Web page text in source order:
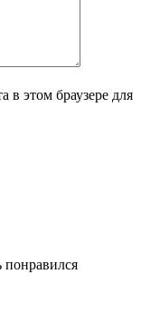
в этом браузере для
понравился